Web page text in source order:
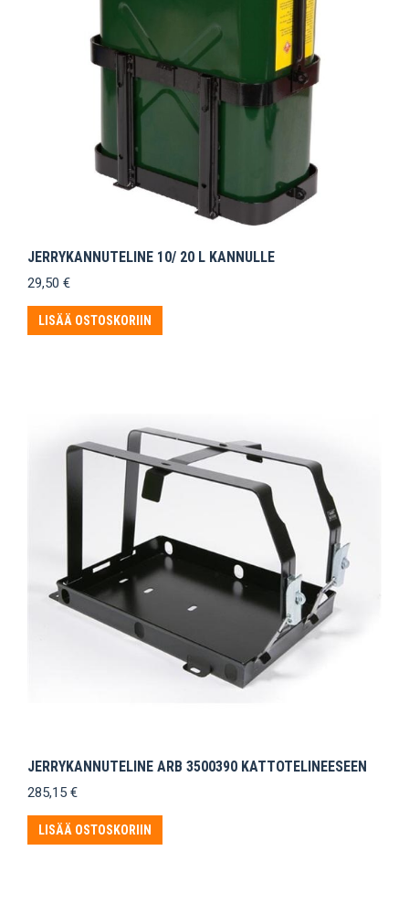
JERRYKANNUTELINE 10/ 20 L KANNULLE
29,50 €
LISÄÄ OSTOSKORIIN
JERRYKANNUTELINE ARB 3500390 KATTOTELINEESEEN
285,15 €
LISÄÄ OSTOSKORIIN